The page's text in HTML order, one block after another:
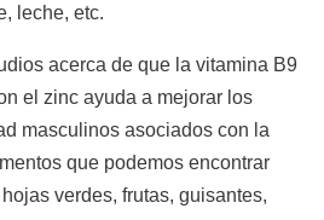
leche, etc.
acerca de que la vitamina B9
el zinc ayuda a mejorar los
masculinos asociados con la
que podemos encontrar
verdes, frutas, guisantes,